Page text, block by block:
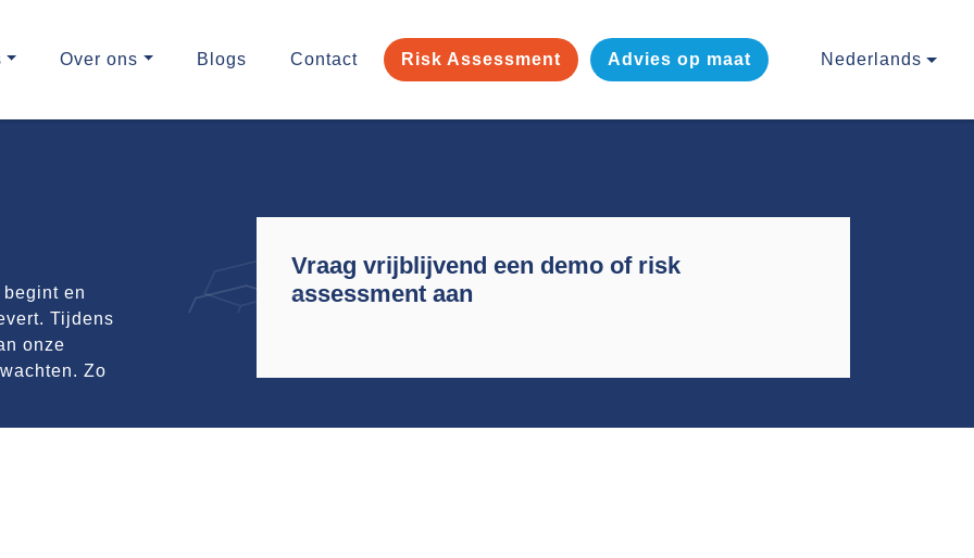
Over ons Blogs Contact Risk Assessment Advies op maat Nederlands
en
Tijdens
onze
Zo
Vraag vrijblijvend een demo of risk
assessment aan